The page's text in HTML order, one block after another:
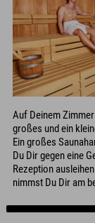
Auf Deinem
großes und ein
Ein großes
Du Dir gegen eine
Rezeption
nimmst Du Dir am